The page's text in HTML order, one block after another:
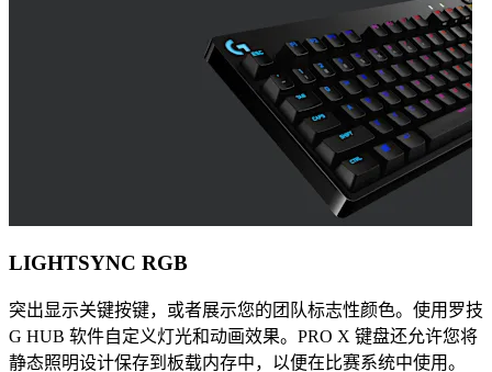
LIGHTSYNC RGB
突出显示关键按键，或者展示您的团队标志性颜色。使用罗技
G HUB 软件自定义灯光和动画效果。PRO X 键盘还允许您将
静态照明设计保存到板载内存中，以便在比赛系统中使用。